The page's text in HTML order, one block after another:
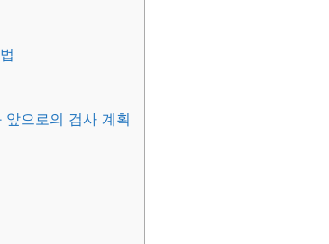
으로의 검사 계획